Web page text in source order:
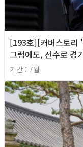
[193호][커버스토리
그럼에도, 선수로 경
기간 : 7월